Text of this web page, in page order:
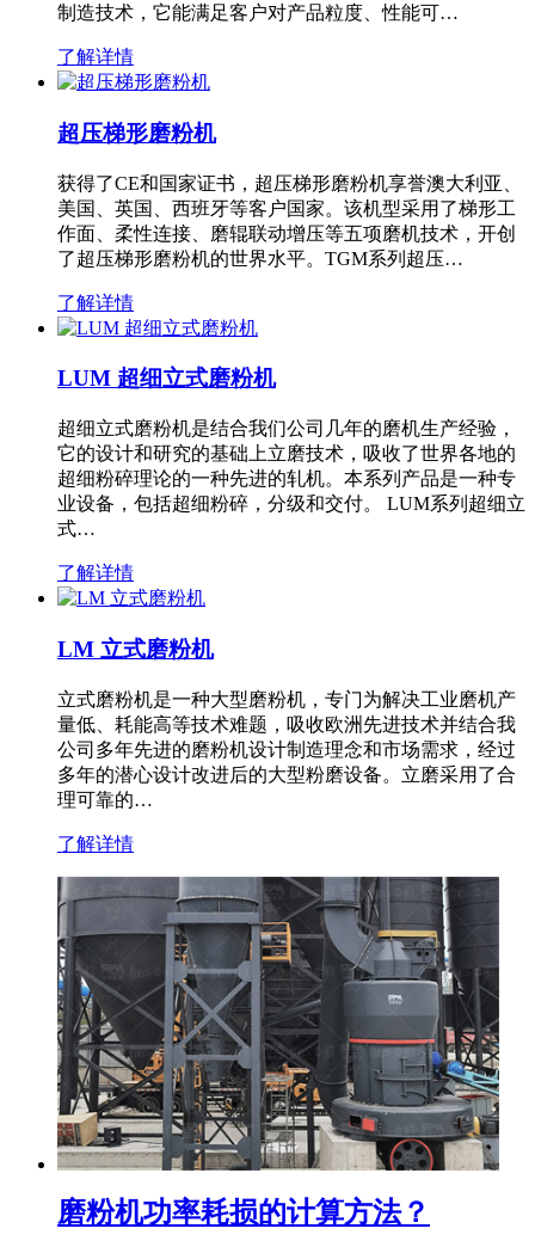
制造技术，它能满足客户对产品粒度、性能可…
了解详情
超压梯形磨粉机
获得了CE和国家证书，超压梯形磨粉机享誉澳大利亚、
美国、英国、西班牙等客户国家。该机型采用了梯形工
作面、柔性连接、磨辊联动增压等五项磨机技术，开创
了超压梯形磨粉机的世界水平。TGM系列超压…
了解详情
LUM 超细立式磨粉机
超细立式磨粉机是结合我们公司几年的磨机生产经验，
它的设计和研究的基础上立磨技术，吸收了世界各地的
超细粉碎理论的一种先进的轧机。本系列产品是一种专
业设备，包括超细粉碎，分级和交付。 LUM系列超细立
式…
了解详情
LM 立式磨粉机
立式磨粉机是一种大型磨粉机，专门为解决工业磨机产
量低、耗能高等技术难题，吸收欧洲先进技术并结合我
公司多年先进的磨粉机设计制造理念和市场需求，经过
多年的潜心设计改进后的大型粉磨设备。立磨采用了合
理可靠的…
了解详情
磨粉机功率耗损的计算方法？